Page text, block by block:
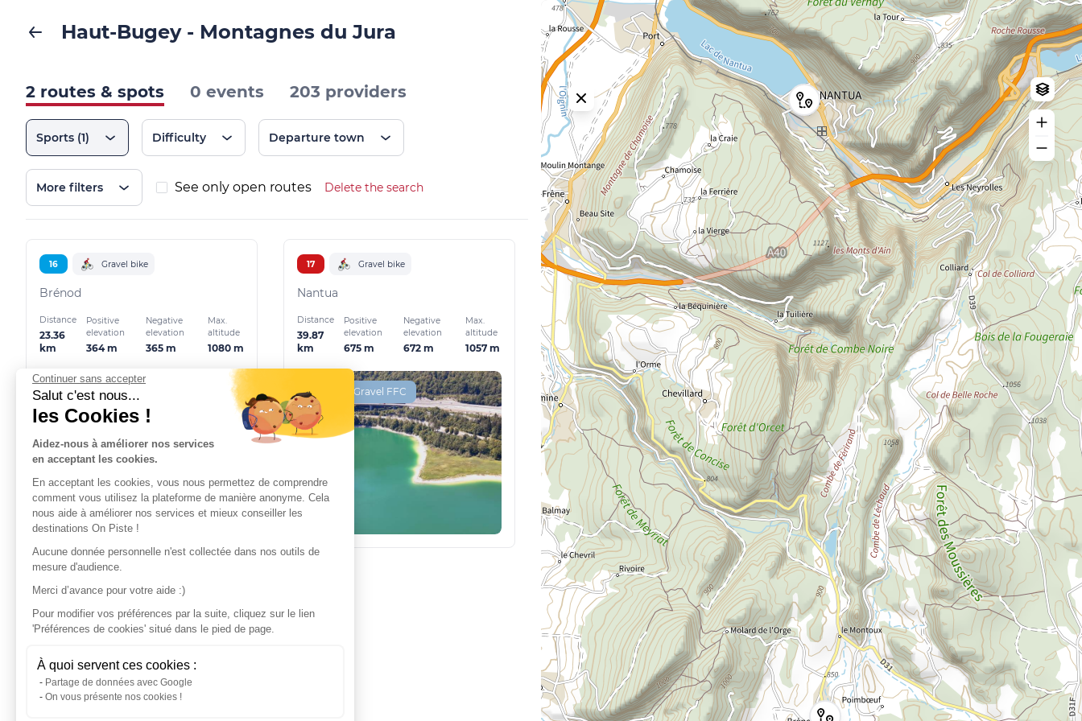
Haut-Bugey - Montagnes du Jura Log in Create an account
2 routes & spots 0 events 203 providers
Sports (1) Difficulty Departure town
More filters See only open routes Delete the search
16 Gravel bike
Brénod
Distance
23.36
km
Positive
elevation
364 m
Negative
elevation
365 m
Max.
altitude
1080 m
Espace Gravel FFC
17 Gravel bike
Nantua
Distance
39.87
km
Positive
elevation
675 m
Negative
elevation
672 m
Max.
altitude
1057 m
Espace Gravel FFC
Continuer sans accepter
Salut c'est nous...
les Cookies !
Aidez-nous à améliorer nos services
en acceptant les cookies.
En acceptant les cookies, vous nous permettez de comprendre
comment vous utilisez la plateforme de manière anonyme. Cela
nous aide à améliorer nos services et mieux conseiller les
destinations On Piste !
Aucune donnée personnelle n'est collectée dans nos outils de
mesure d'audience.
Merci d’avance pour votre aide :)
Pour modifier vos préférences par la suite, cliquez sur le lien
'Préférences de cookies' situé dans le pied de page.
À quoi servent ces cookies :
Partage de données avec Google
On vous présente nos cookies !